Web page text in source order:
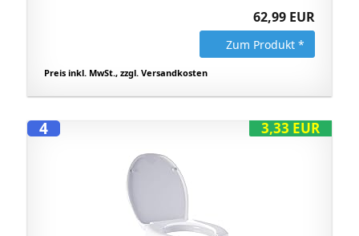
62,99 EUR
Zum Produkt *
Preis inkl. MwSt., zzgl. Versandkosten
3,33 EUR
4